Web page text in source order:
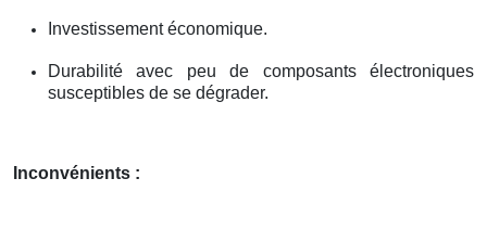
Investissement économique.
Durabilité avec peu de composants électroniques
susceptibles de se dégrader.
Inconvénients :